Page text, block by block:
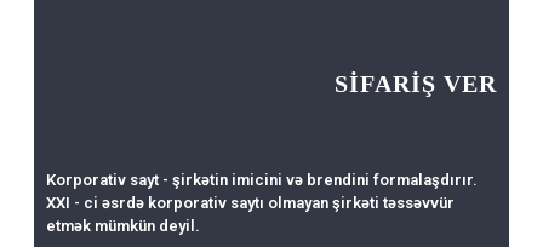
SİFARİŞ VER
Korporativ sayt - şirkətin imicini və brendini formalaşdırır.
XXI - сi əsrdə korporativ saytı olmayan şirkəti təssəvvür
etmək mümkün deyil.